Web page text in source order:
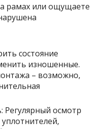
рамах или ощущаете
состояние
изношенные.
– возможно,
Регулярный осмотр